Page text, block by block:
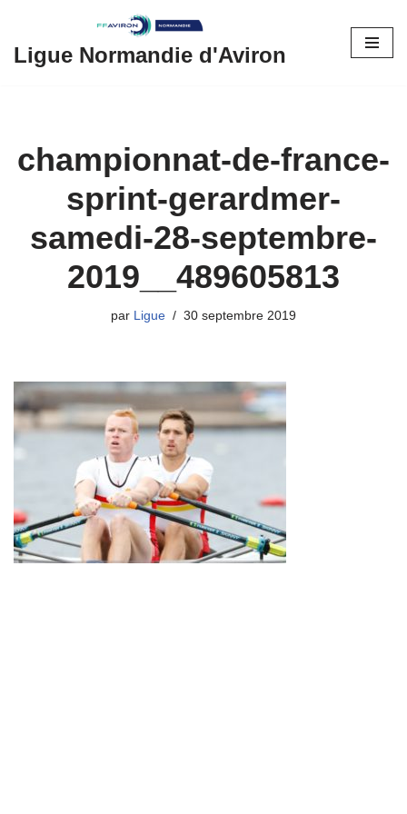
Aller
Ligue Normandie d'Aviron
championnat-de-france-
sprint-gerardmer-
samedi-28-septembre-
2019__489605813
par Ligue 30 septembre 2019